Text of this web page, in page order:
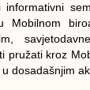
Mobilnom
pružati kroz
dosadašnjim